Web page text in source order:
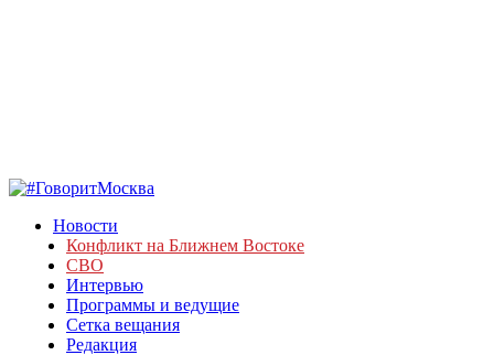
Новости
Конфликт на Ближнем Востоке
СВО
Интервью
Программы и ведущие
Сетка вещания
Редакция